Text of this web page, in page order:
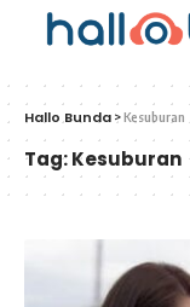
Hallo Bunda >Kesuburan
Tag:Kesuburan